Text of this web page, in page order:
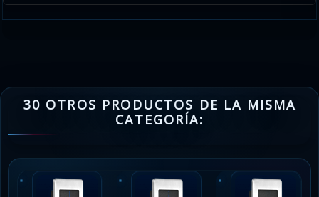
30 OTROS PRODUCTOS DE LA MISMA
CATEGORÍA: